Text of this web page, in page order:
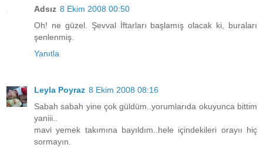
Adsız 8 Ekim 2008 00:50
Oh! ne güzel. Şevval İftarları başlamış olacak ki, buraları
şenlenmiş.
Yanıtla
Leyla Poyraz 8 Ekim 2008 08:16
Sabah sabah yine çok güldüm..yorumlarıda okuyunca bittim
yaniii..
mavi yemek takımına bayıldım..hele içindekileri orayıı hiç
sormayın.